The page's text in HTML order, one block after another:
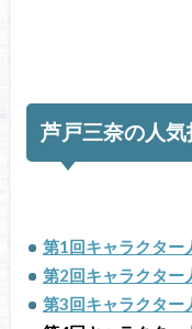
芦戸三奈の人気
第1回キャラクター
第2回キャラクター
第3回キャラクター